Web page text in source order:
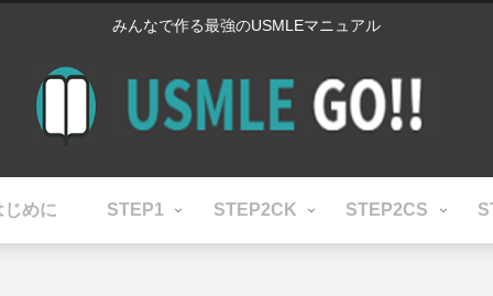
みんなで作る最強のUSMLEマニュアル
じめに STEP1 STEP2CK STEP2CS